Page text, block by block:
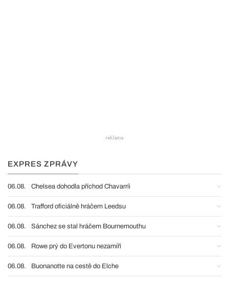
EXPRES ZPRÁVY
06.08. Chelsea dohodla příchod Chavarríi
06.08. Trafford oficiálně hráčem Leedsu
06.08. Sánchez se stal hráčem Bournemouthu
06.08. Rowe prý do Evertonu nezamíří
06.08. Buonanotte na cestě do Elche